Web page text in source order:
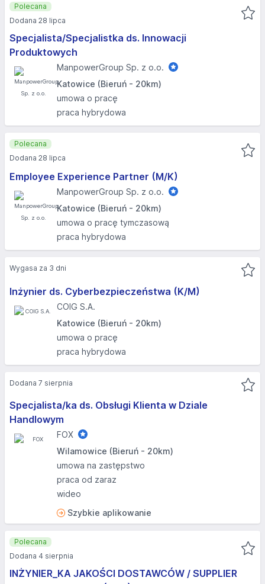
Specjalista/Specjalistka ds. Innowacji
Produktowych
ManpowerGroup Sp. z o.o.
Katowice (Bieruń - 20km)
umowa o pracę
praca hybrydowa
Polecana
Dodana 28 lipca
Employee Experience Partner (M/K)
ManpowerGroup Sp. z o.o.
Katowice (Bieruń - 20km)
umowa o pracę tymczasową
praca hybrydowa
Polecana
Dodana 28 lipca
Inżynier ds. Cyberbezpieczeństwa (K/M)
COIG S.A.
Katowice (Bieruń - 20km)
umowa o pracę
praca hybrydowa
Wygasa za 3 dni
Specjalista/ka ds. Obsługi Klienta w Dziale
Handlowym
FOX
Wilamowice (Bieruń - 20km)
umowa na zastępstwo
praca od zaraz
wideo
Szybkie aplikowanie
Dodana 7 sierpnia
INŻYNIER_KA JAKOŚCI DOSTAWCÓW / SUPPLIER
Polecana
Dodana 4 sierpnia